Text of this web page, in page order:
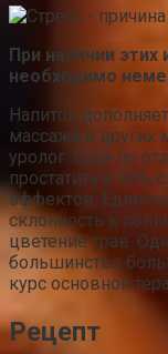
При наличии
необходимо
Напиток
массажа и других
уролог. Судя по
простатита в
эффектов.
склонность к
цветение трав.
большинство
курс основной
Рецепт